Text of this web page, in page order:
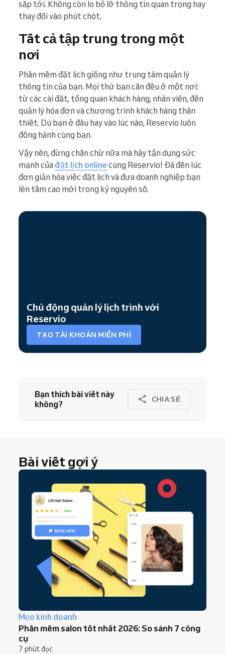
sắp tới. Không còn lo bỏ lỡ thông tin quan trọng hay
thay đổi vào phút chót.
Tất cả tập trung trong một
nơi
Phần mềm đặt lịch giống như trung tâm quản lý
thông tin của bạn. Mọi thứ bạn cần đều ở một nơi:
từ các cài đặt, tổng quan khách hàng, nhân viên, đến
quản lý hóa đơn và chương trình khách hàng thân
thiết. Dù bạn ở đâu hay vào lúc nào, Reservio luôn
đồng hành cùng bạn.
Vậy nên, đừng chần chừ nữa mà hãy tận dụng sức
mạnh của đặt lịch online cùng Reservio! Đã đến lúc
đơn giản hóa việc đặt lịch và đưa doanh nghiệp bạn
lên tầm cao mới trong kỷ nguyên số.
Chủ động quản lý lịch trình với
Reservio
TẠO TÀI KHOẢN MIỄN PHÍ
Bạn thích bài viết này
không?
CHIA SẺ
Bài viết gợi ý
Mẹo kinh doanh
Phần mềm salon tốt nhất 2026: So sánh 7 công
cụ
7 phút đọc